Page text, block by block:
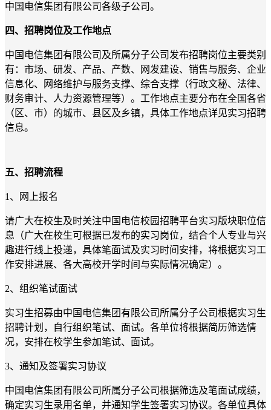
中国电信集团有限公司各级子公司。
四、招聘岗位及工作地点
中国电信集团有限公司及所属分子公司发布招聘岗位主要类别
有：市场、研发、产品、产数、网发建设、销售与服务、企业
信息化、网络维护与服务支撑、综合支撑（行政文秘、法律、
财务审计、人力资源管理等）。工作地点主要分布在全国各省
（区、市）的城市、县区及乡镇，具体工作地点详见实习招聘
信息。
五、招聘流程
1、网上报名
请广大在校生及时关注中国电信校园招聘平台实习版块职位信
息（广大在校生可根据已发布的实习岗位，结合个人专业与兴
趣进行线上投递，具体笔面试及实习时间安排，将根据实习工
作安排进展、各大高校开学时间与实际情况确定）。
2、组织笔试面试
实习生招募由中国电信集团有限公司所属分子公司根据实习生
招聘计划，自行组织笔试、面试。各单位将根据简历筛选情
况，安排在校学生参加笔试、面试。
3、通知及签署实习协议
中国电信集团有限公司所属分子公司根据筛选及笔面试成绩，
确定实习生录用名单，并通知学生签署实习协议。各单位具体